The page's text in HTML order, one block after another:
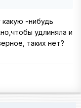
-нибудь
удлиняла и
таких нет?